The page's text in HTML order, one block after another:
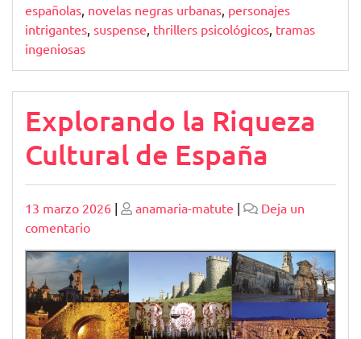
españolas, novelas negras urbanas, personajes
intrigantes, suspense, thrillers psicológicos, tramas
ingeniosas
Explorando la Riqueza
Cultural de España
Publicado
13 marzo 2026 | Publicado
anamaria-matute |
Deja un
comentarioen
Explorando
Riqueza
Cultural
de